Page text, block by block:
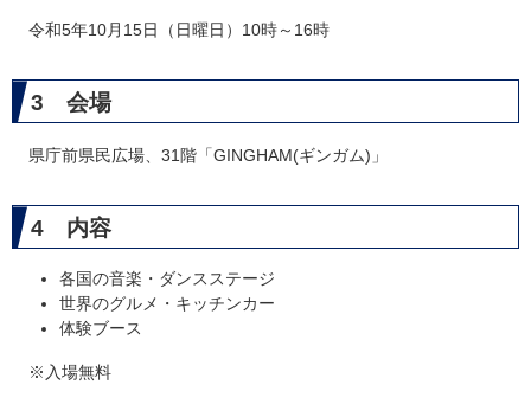
令和5年10月15日（日曜日）10時～16時
3 会場
県庁前県民広場、31階「GINGHAM(ギンガム)」
4 内容
各国の音楽・ダンスステージ
世界のグルメ・キッチンカー
体験ブース
※入場無料​